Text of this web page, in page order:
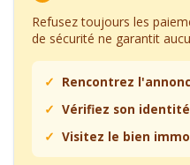
Refusez toujours les
de sécurité ne garantit
Rencontrez
Vérifiez son identité
Visitez le bien